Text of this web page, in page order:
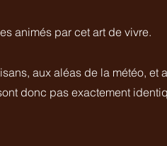
animés par cet art de vivre.
aux aléas de la météo, et
donc pas exactement